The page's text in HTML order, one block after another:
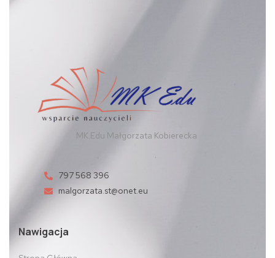
MK Edu Małgorzata Kobierecka
797 568 396
malgorzata.st@onet.eu
Nawigacja